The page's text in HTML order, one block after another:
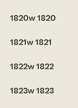
1820w1820
1821w1821
1822w1822
1823w1823